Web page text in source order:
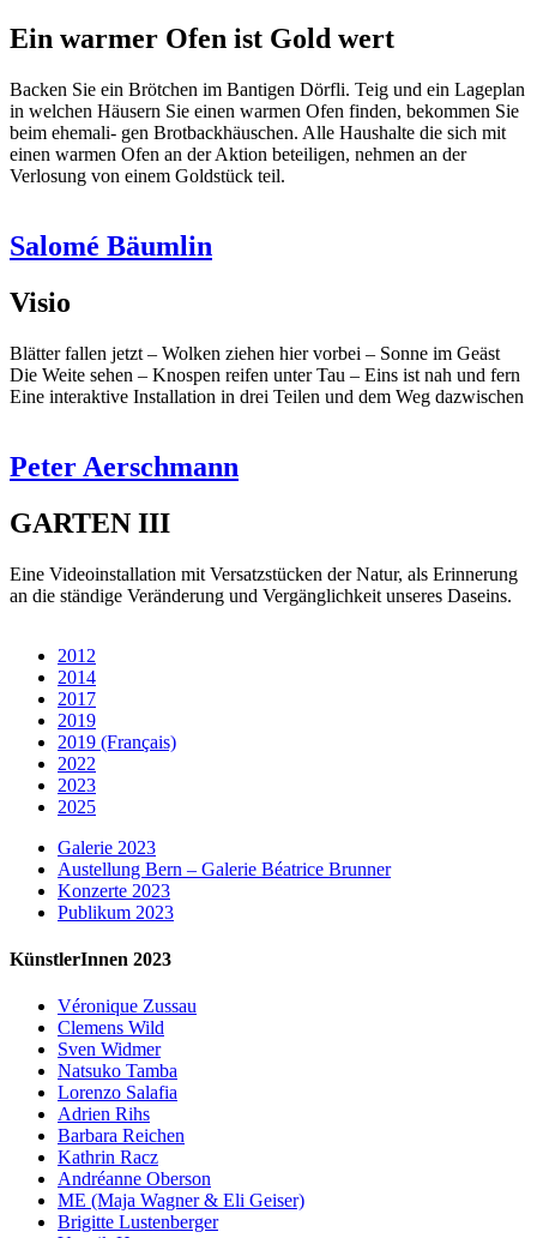
Ein warmer Ofen ist Gold wert
Backen Sie ein Brötchen im Bantigen Dörfli. Teig und ein Lageplan
in welchen Häusern Sie einen warmen Ofen finden, bekommen Sie
beim ehemali- gen Brotbackhäuschen. Alle Haushalte die sich mit
einen warmen Ofen an der Aktion beteiligen, nehmen an der
Verlosung von einem Goldstück teil.
Salomé Bäumlin
Visio
Blätter fallen jetzt – Wolken ziehen hier vorbei – Sonne im Geäst
Die Weite sehen – Knospen reifen unter Tau – Eins ist nah und fern
Eine interaktive Installation in drei Teilen und dem Weg dazwischen
Peter Aerschmann
GARTEN III
Eine Videoinstallation mit Versatzstücken der Natur, als Erinnerung
an die ständige Veränderung und Vergänglichkeit unseres Daseins.
2012
2014
2017
2019
2019 (Français)
2022
2023
2025
Galerie 2023
Austellung Bern – Galerie Béatrice Brunner
Konzerte 2023
Publikum 2023
KünstlerInnen 2023
Véronique Zussau
Clemens Wild
Sven Widmer
Natsuko Tamba
Lorenzo Salafia
Adrien Rihs
Barbara Reichen
Kathrin Racz
Andréanne Oberson
ME (Maja Wagner & Eli Geiser)
Brigitte Lustenberger